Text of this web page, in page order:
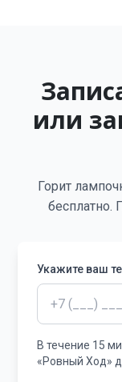
или
Горит
бесплатно.
Укажите ваш
В течение 15
«Ровный Ход»